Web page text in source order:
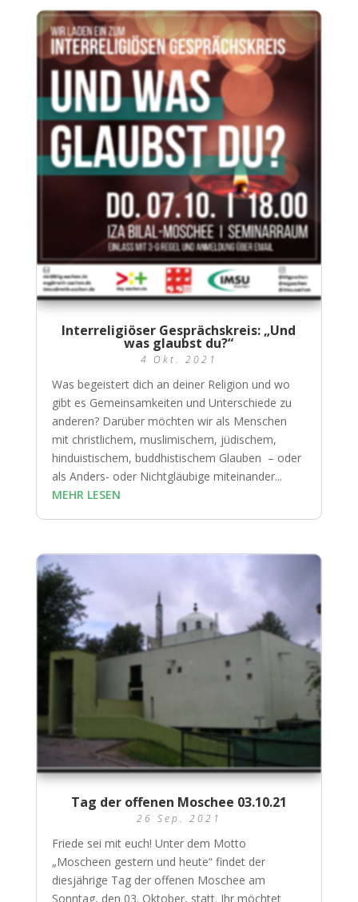
Interreligiöser Gesprächskreis: „Und
was glaubst du?“
4 Okt. 2021
Was begeistert dich an deiner Religion und wo
gibt es Gemeinsamkeiten und Unterschiede zu
anderen? Darüber möchten wir als Menschen
mit christlichem, muslimischem, jüdischem,
hinduistischem, buddhistischem Glauben – oder
als Anders- oder Nichtgläubige miteinander...
MEHR LESEN
Tag der offenen Moschee 03.10.21
26 Sep. 2021
Friede sei mit euch! Unter dem Motto
„Moscheen gestern und heute“ findet der
diesjährige Tag der offenen Moschee am
Sonntag, den 03. Oktober, statt. Ihr möchtet